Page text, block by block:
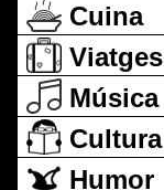
Cuina
Viatges
Música
Cultura
Humor